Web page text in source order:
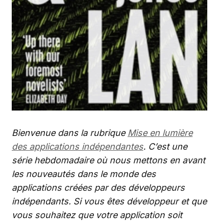
Bienvenue dans la rubrique Mise en lumière
des applications indépendantes. C’est une
série hebdomadaire où nous mettons en avant
les nouveautés dans le monde des
applications créées par des développeurs
indépendants. Si vous êtes développeur et que
vous souhaitez que votre application soit